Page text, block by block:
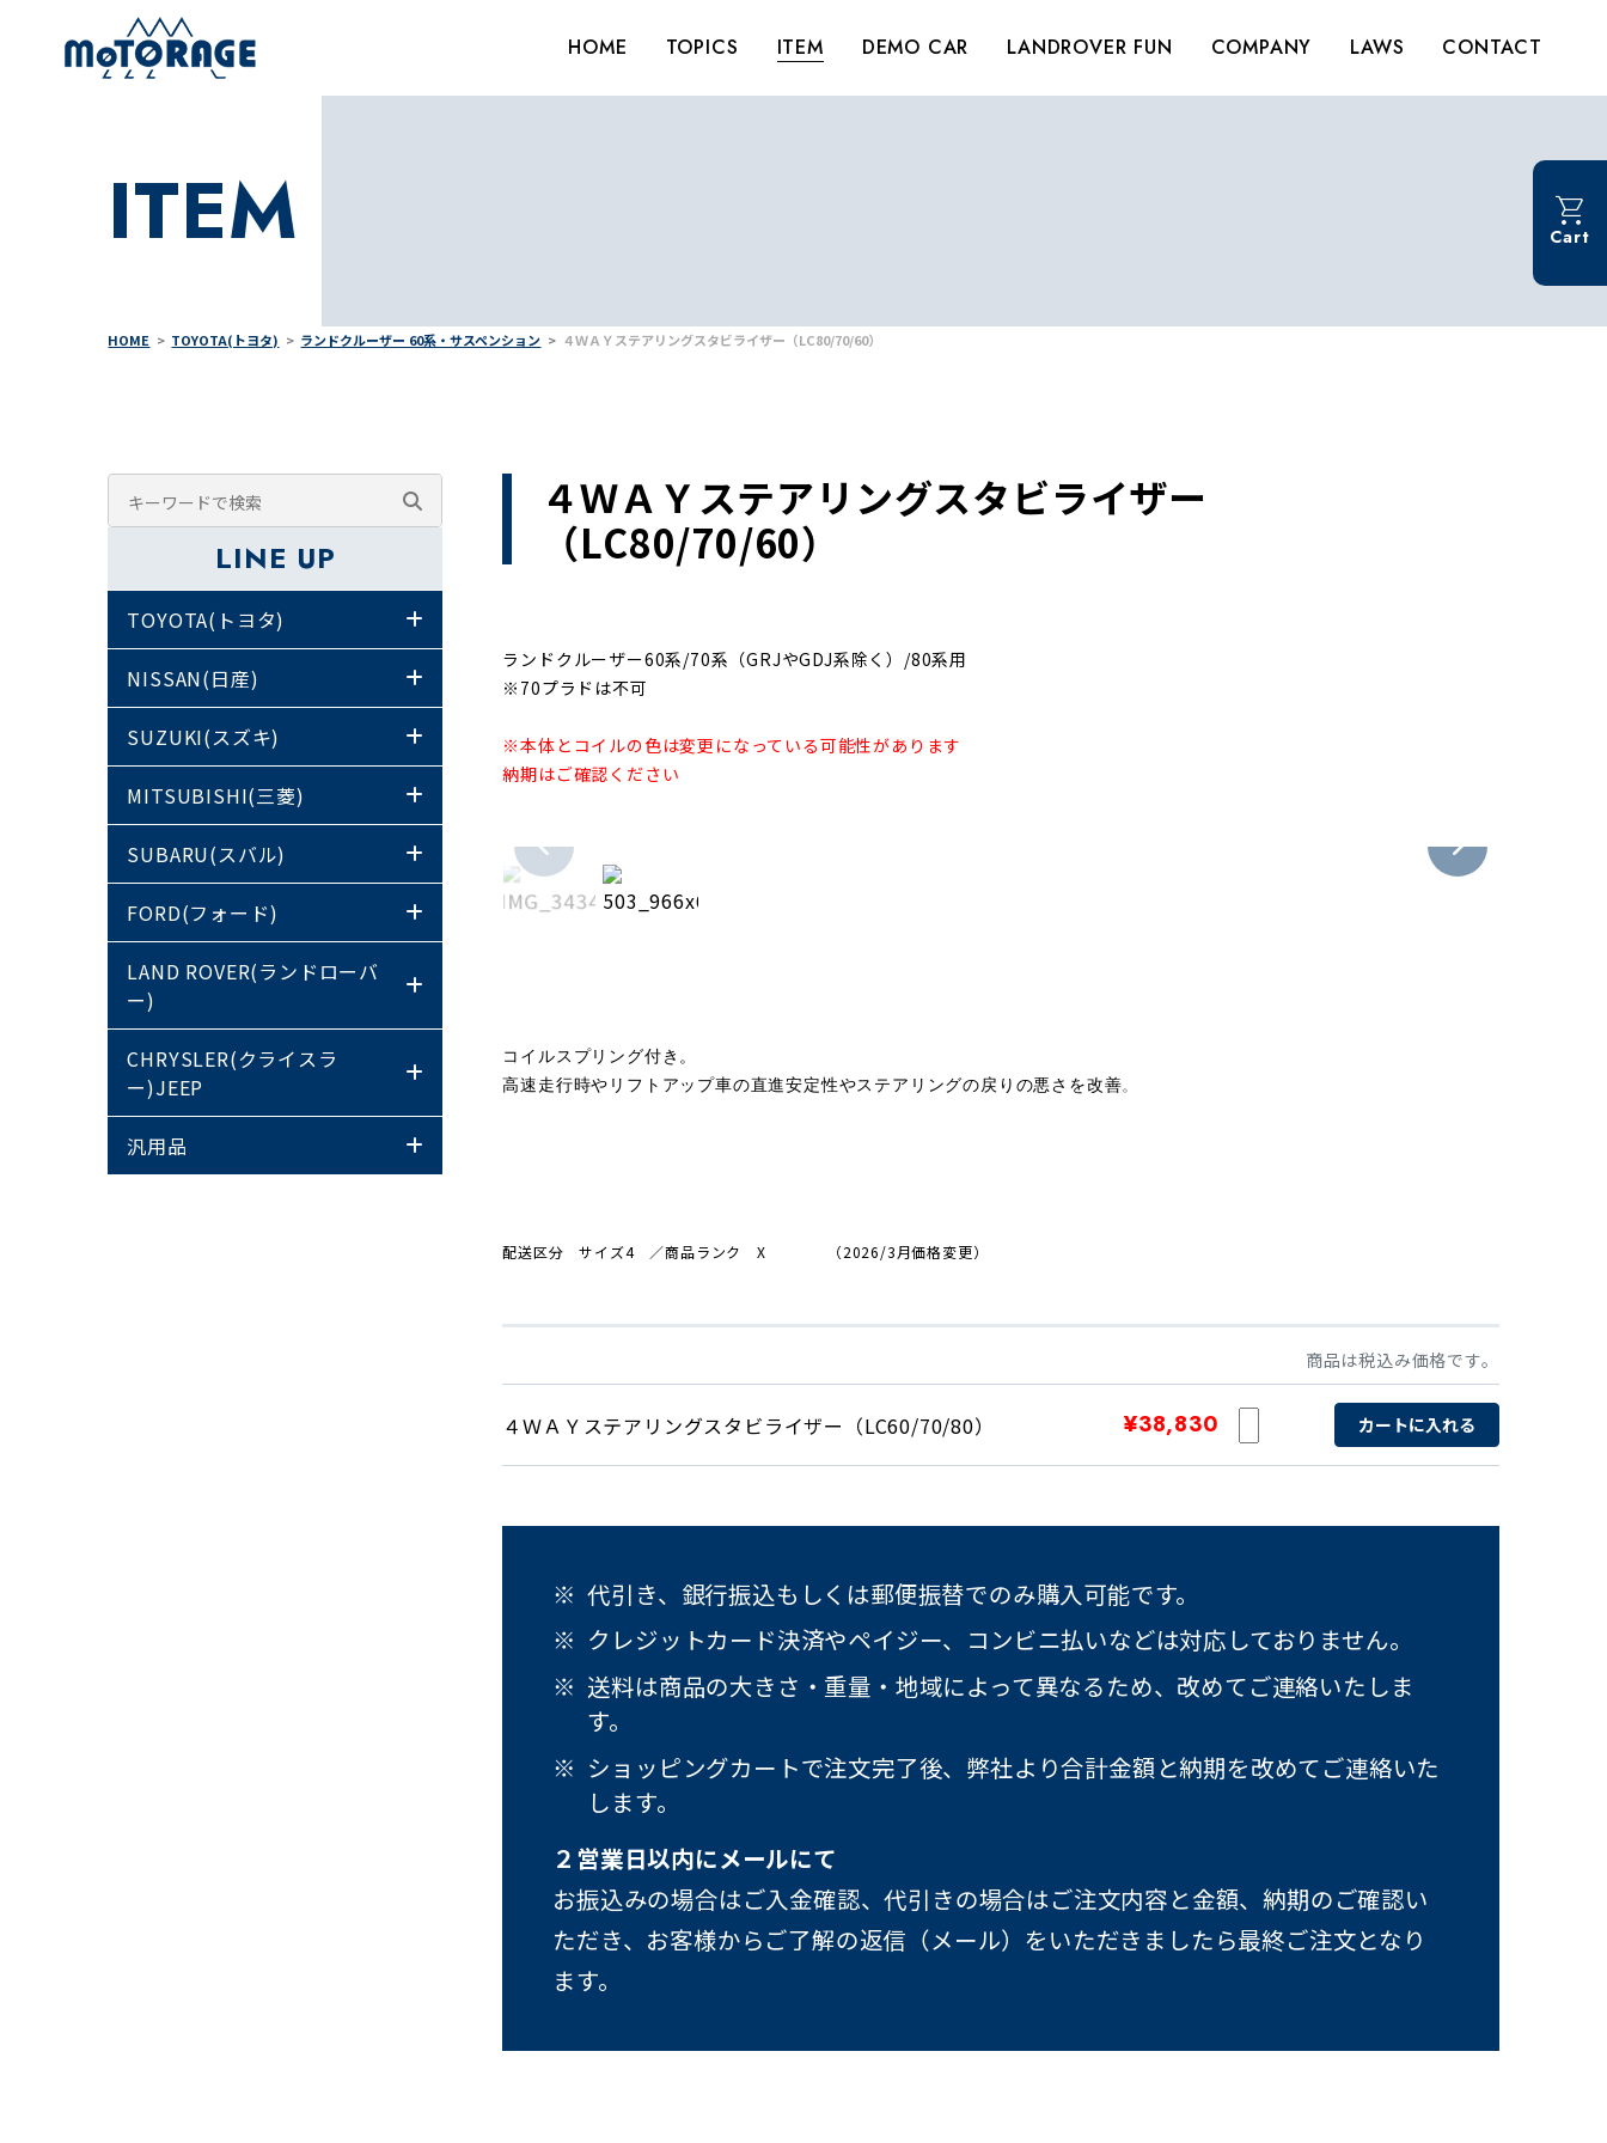
HOME TOPICS ITEM DEMO CAR LANDROVER FUN COMPANY LAWS CONTACT
ITEM
HOME TOYOTA(トヨタ) ランドクルーザー 60系・サスペンション ４ＷＡＹステアリングスタビライザー（LC80/70/60）
４ＷＡＹステアリングスタビライザー
（LC80/70/60）
ランドクルーザー60系/70系（GRJやGDJ系除く）/80系用
※70プラドは不可
※本体とコイルの色は変更になっている可能性があります
納期はご確認ください
コイルスプリング付き。
高速走行時やリフトアップ車の直進安定性やステアリングの戻りの悪さを改善。
配送区分 サイズ4／商品ランク X （2026/3月価格変更）
商品は税込み価格です。
４ＷＡＹステアリングスタビライザー（LC60/70/80） ¥38,830 カートに入れる
代引き、銀行振込もしくは郵便振替でのみ購入可能です。
クレジットカード決済やペイジー、コンビニ払いなどは対応しておりません。
送料は商品の大きさ・重量・地域によって異なるため、改めてご連絡いたしま
す。
ショッピングカートで注文完了後、弊社より合計金額と納期を改めてご連絡いた
します。
２営業日以内にメールにて
お振込みの場合はご入金確認、代引きの場合はご注文内容と金額、納期のご確認い
ただき、お客様からご了解の返信（メール）をいただきましたら最終ご注文となり
ます。
LINE UP
TOYOTA(トヨタ)
NISSAN(日産)
SUZUKI(スズキ)
MITSUBISHI(三菱)
SUBARU(スバル)
FORD(フォード)
LAND ROVER(ランドローバ
ー)
CHRYSLER(クライスラ
ー)JEEP
汎用品
Cart